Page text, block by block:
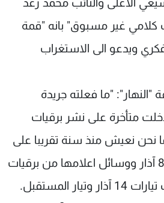
كلامي غير مسبوق" بانه "قمة
ويدعو الى الاستغراب
"ما فعلته جريدة
متأخرة على نشر برقيات
نحن نعيش منذ سنة تقريبا على
وقع ما تنشره صحف 8 آذار ووسائل اعلامها من برقيات
لهذا الموقع تستهدف تيارات 14 آذار وتيار المستقبل.